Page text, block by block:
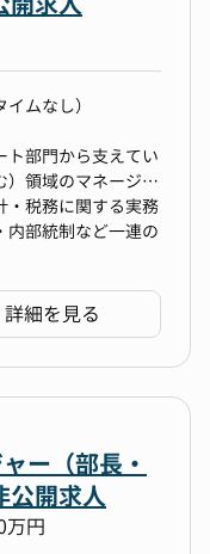
スがあるポジショ
開示業務
施）のレビュー
り、当社業務全般
よる業務効率化
会計の高度化
動ができる企業組
ロ など
業務をお任せしま
あるため、特定の
。
て担当者ごとに責
務に対してメイン
きます。
）：Gmail、
、PowerPoint）
ど
力】
替えし、2022年4
ています。
ムなし）
ト部門から支えてい
）領域のマネージャ
計体制の構築・強化
。財務会計に関する
事業の成長を後押
業務全般、税務調
折衝・連携
統制の構築と運用
繰り計画の策定・
・税務に関する実務
内部統制など一連の
どの理解）
など）および関連法
ンが可能なこと／
詳細を見る
ー（部長・
公開求人
万円